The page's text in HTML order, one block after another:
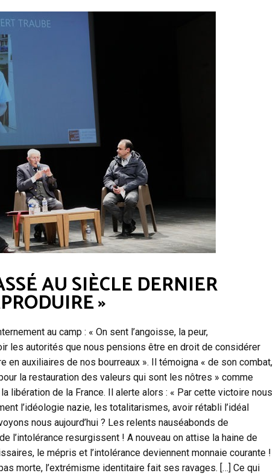
AU SIÈCLE DERNIER
»
au camp : « On sent l’angoisse, la peur,
les autorités que nous pensions être en droit de considérer
en auxiliaires de nos bourreaux ». Il témoigna « de son combat,
la restauration des valeurs qui sont les nôtres » comme
libération de la France. Il alerte alors : « Par cette victoire nous
l’idéologie nazie, les totalitarismes, avoir rétabli l’idéal
nous aujourd’hui ? Les relents nauséabonds de
l’intolérance resurgissent ! A nouveau on attise la haine de
le mépris et l’intolérance deviennent monnaie courante !
morte, l’extrémisme identitaire fait ses ravages. […] Ce qui